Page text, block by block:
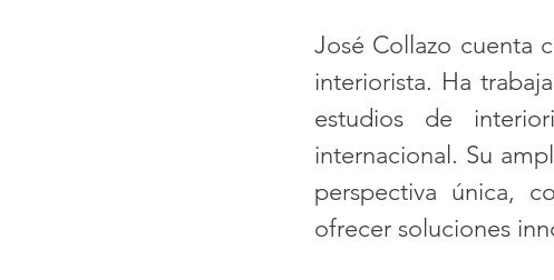
José Collazo cuenta
interiorista. Ha
estudios de
internacional. Su
perspectiva única,
ofrecer soluciones